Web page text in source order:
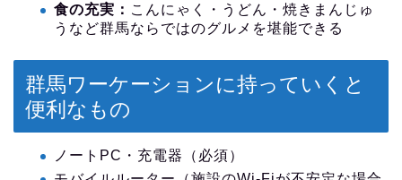
食の充実： こんにゃく・うどん・焼きまんじゅ
うなど群馬ならではのグルメを堪能できる
群馬ワーケーションに持っていくと
便利なもの
ノートPC・充電器（必須）